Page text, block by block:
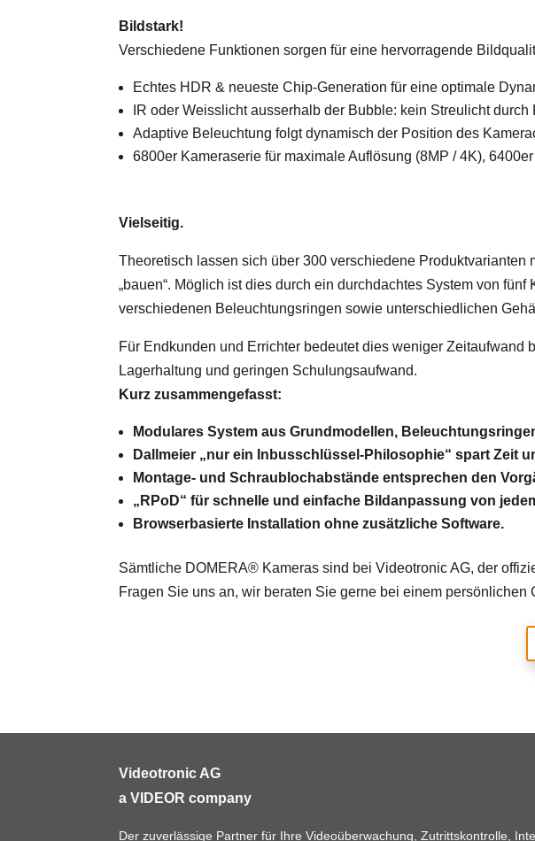
Bildstark!
Verschiedene Funktionen sorgen für eine hervorragende
Echtes HDR & neueste Chip-Generation für eine optimale
IR oder Weisslicht ausserhalb der Bubble: kein Streulicht
Adaptive Beleuchtung folgt dynamisch der Position des
6800er Kameraserie für maximale Auflösung (8MP / 4K),
Vielseitig.
Theoretisch lassen sich über 300 verschiedene Produktvarianten
„bauen“. Möglich ist dies durch ein durchdachtes System von fünf
verschiedenen Beleuchtungsringen sowie unterschiedlichen
Für Endkunden und Errichter bedeutet dies weniger Zeitaufwand
Lagerhaltung und geringen Schulungsaufwand.
Kurz zusammengefasst:
Modulares System aus Grundmodellen,
Dallmeier „nur ein Inbusschlüssel-Philosophie“ spart Zeit
Montage- und Schraublochabstände entsprechen den
„RPoD“ für schnelle und einfache Bildanpassung von
Browserbasierte Installation ohne zusätzliche Software.
Sämtliche DOMERA® Kameras sind bei Videotronic AG, der
Fragen Sie uns an, wir beraten Sie gerne bei einem persönlichen
Videotronic AG
a VIDEOR company
Der zuverlässige Partner für Ihre Videoüberwachung, Zutrittskontrolle,